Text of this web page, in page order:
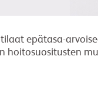
epätasa-